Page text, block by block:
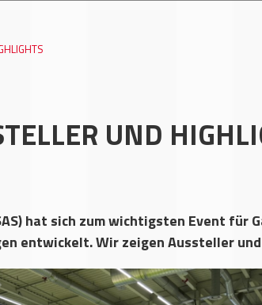
UND
hat sich zum wichtigsten Event für
entwickelt. Wir zeigen Aussteller